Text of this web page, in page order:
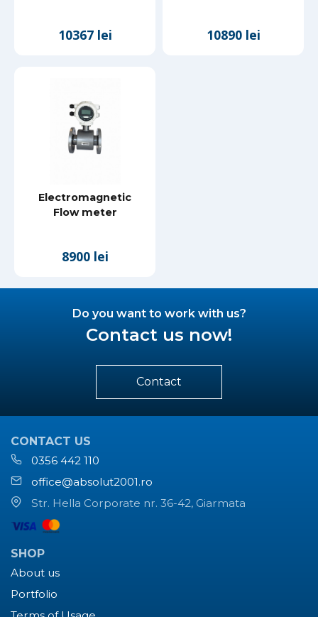
10367 lei 10890 lei
Electromagnetic
Flow meter
8900 lei
Do you want to work with us?
Contact us now!
Contact
CONTACT US
0356 442 110
office@absolut2001.ro
Str. Hella Corporate nr. 36-42, Giarmata
SHOP
About us
Portfolio